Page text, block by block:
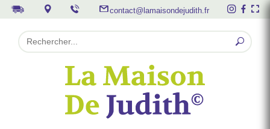
contact@lamaisondejudith.fr